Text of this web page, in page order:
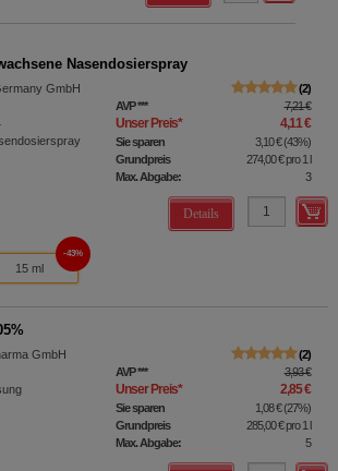
Nasendosierspray
GmbH
2
AVP*** 7,21 €
Unser Preis* 4,11 €
Sie sparen 3,10 €(43%)
Grundpreis
274,00 €pro 1 l
Max. Abgabe:
3
Details
15 ml
43%
GmbH
2
AVP*** 3,93 €
Unser Preis* 2,85 €
Sie sparen 1,08 €(27%)
Grundpreis
285,00 €pro 1 l
Max. Abgabe:
5